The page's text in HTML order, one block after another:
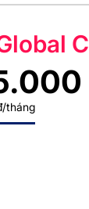
C
tháng